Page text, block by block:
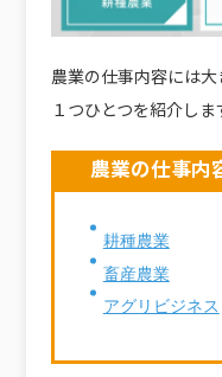
農業の仕事内容には
１つひとつを紹介しま
農業の仕事内
耕種農業
畜産農業
アグリビジネス